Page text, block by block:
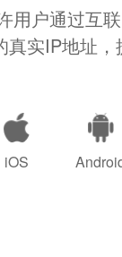
用户通过互
实IP地址，
iOS